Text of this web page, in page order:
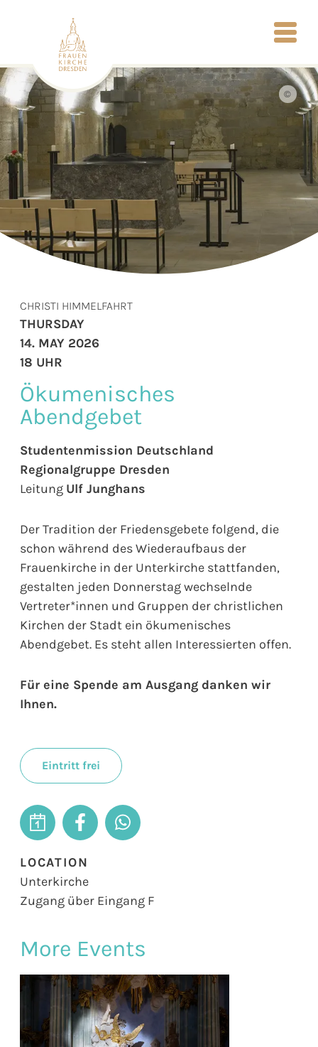
©
Ökumenisches
Abendgebet
Studentenmission Deutschland
Regionalgruppe Dresden
Leitung Ulf Junghans
Der Tradition der Friedensgebete folgend, die
schon während des Wiederaufbaus der
Frauenkirche in der Unterkirche stattfanden,
gestalten jeden Donnerstag wechselnde
Vertreter*innen und Gruppen der christlichen
Kirchen der Stadt ein ökumenisches
Abendgebet. Es steht allen Interessierten offen.
Für eine Spende am Ausgang danken wir
Ihnen.
Eintritt frei
CHRISTI HIMMELFAHRT
THURSDAY
14. MAY 2026
18 UHR
LOCATION
Unterkirche
Zugang über Eingang F
More Events